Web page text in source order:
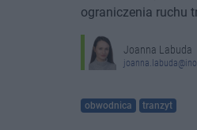
ograniczenia ruchu
Joanna Labuda
obwodnica tranzyt